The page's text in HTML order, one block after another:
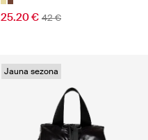
25.20 € 42 €
Jauna sezona